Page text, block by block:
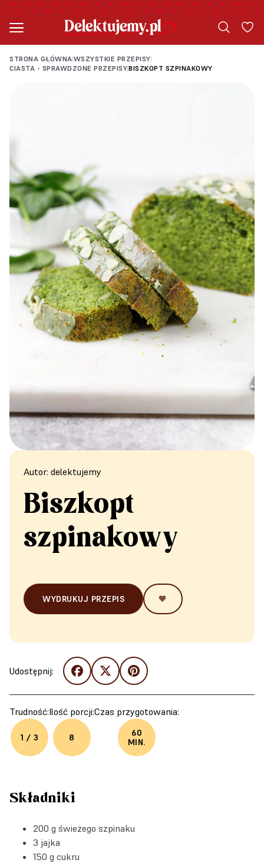
STRONA GŁÓWNA|WSZYSTKIE PRZEPISY|
CIASTA - SPRAWDZONE PRZEPISY|BISZKOPT SZPINAKOWY
Autor: delektujemy
Biszkopt
szpinakowy
WYDRUKUJ PRZEPIS 🧡
Udostępnij:
Trudność:
1 / 3
Ilość porcji:
8
Czas przygotowania:
60
MIN.
Składniki
200 g świeżego szpinaku
3 jajka
150 g cukru